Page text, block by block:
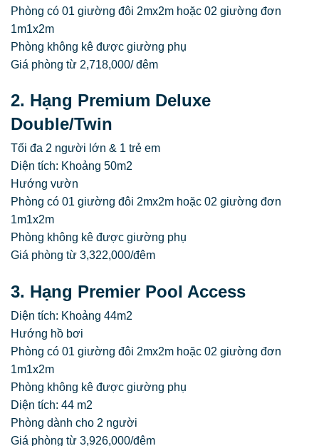
Phòng có 01 giường đôi 2mx2m hoặc 02 giường đơn
1m1x2m
Phòng không kê được giường phụ
Giá phòng từ 2,718,000/ đêm
2. Hạng Premium Deluxe
Double/Twin
Tối đa 2 người lớn & 1 trẻ em
Diện tích: Khoảng 50m2
Hướng vườn
Phòng có 01 giường đôi 2mx2m hoặc 02 giường đơn
1m1x2m
Phòng không kê được giường phụ
Giá phòng từ 3,322,000/đêm
3. Hạng Premier Pool Access
Diện tích: Khoảng 44m2
Hướng hồ bơi
Phòng có 01 giường đôi 2mx2m hoặc 02 giường đơn
1m1x2m
Phòng không kê được giường phụ
Diện tích: 44 m2
Phòng dành cho 2 người
Giá phòng từ 3,926,000/đêm